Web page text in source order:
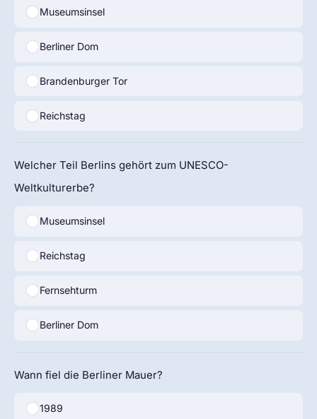
Museumsinsel
Berliner Dom
Brandenburger Tor
Reichstag
Welcher Teil Berlins gehört zum UNESCO-
Weltkulturerbe?
Museumsinsel
Reichstag
Fernsehturm
Berliner Dom
Wann fiel die Berliner Mauer?
1989